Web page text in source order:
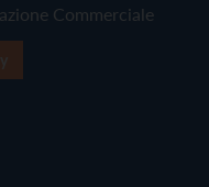
Commerciale